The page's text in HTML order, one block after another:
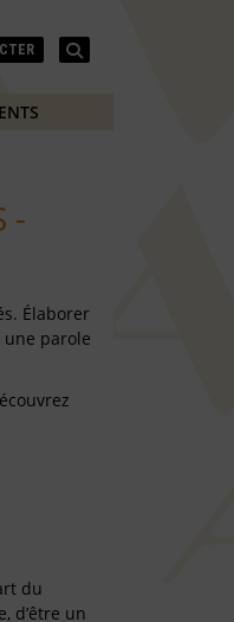
-
Élaborer
une parole
du
d’être un